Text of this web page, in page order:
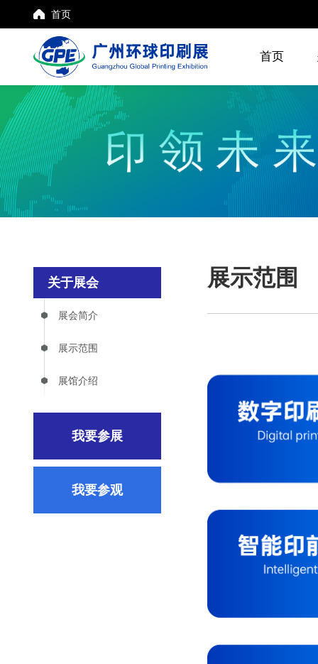
首页
首页
关于展会
展会简介
展示范围
展馆介绍
我要参展
我要参观
展示范围